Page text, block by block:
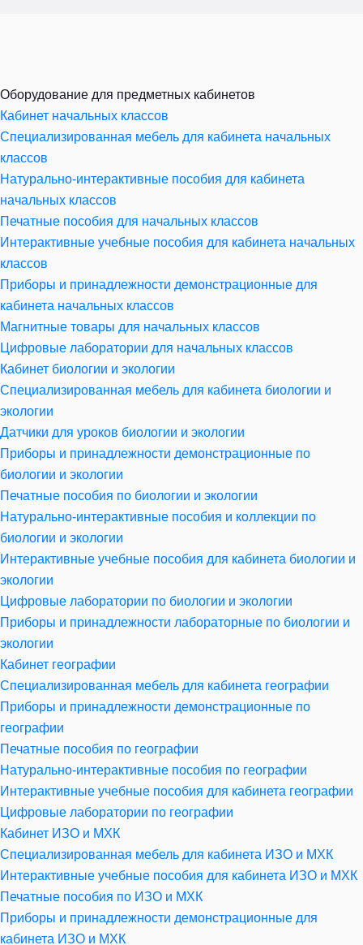
Оборудование для предметных кабинетов
Кабинет начальных классов
Специализированная мебель для кабинета начальных
классов
Натурально-интерактивные пособия для кабинета
начальных классов
Печатные пособия для начальных классов
Интерактивные учебные пособия для кабинета начальных
классов
Приборы и принадлежности демонстрационные для
кабинета начальных классов
Магнитные товары для начальных классов
Цифровые лаборатории для начальных классов
Кабинет биологии и экологии
Специализированная мебель для кабинета биологии и
экологии
Датчики для уроков биологии и экологии
Приборы и принадлежности демонстрационные по
биологии и экологии
Печатные пособия по биологии и экологии
Натурально-интерактивные пособия и коллекции по
биологии и экологии
Интерактивные учебные пособия для кабинета биологии и
экологии
Цифровые лаборатории по биологии и экологии
Приборы и принадлежности лабораторные по биологии и
экологии
Кабинет географии
Специализированная мебель для кабинета географии
Приборы и принадлежности демонстрационные по
географии
Печатные пособия по географии
Натурально-интерактивные пособия по географии
Интерактивные учебные пособия для кабинета географии
Цифровые лаборатории по географии
Кабинет ИЗО и МХК
Специализированная мебель для кабинета ИЗО и МХК
Интерактивные учебные пособия для кабинета ИЗО и МХК
Печатные пособия по ИЗО и МХК
Приборы и принадлежности демонстрационные для
кабинета ИЗО и МХК